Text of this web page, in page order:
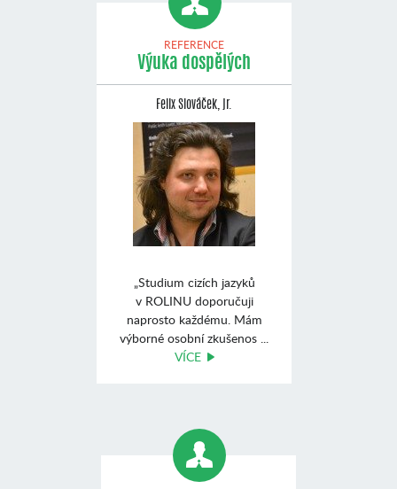
REFERENCE
Výuka dospělých
Felix Slováček, jr.
„Studium cizích jazyků
v ROLINU doporučuji
naprosto každému. Mám
výborné osobní zkušenos ...
VÍCE